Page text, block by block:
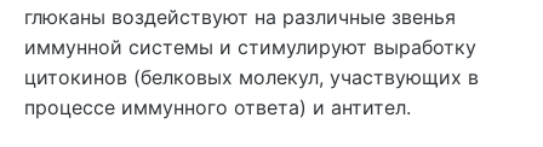
глюканы воздействуют на различные звенья
иммунной системы и стимулируют выработку
цитокинов (белковых молекул, участвующих в
процессе иммунного ответа) и антител.